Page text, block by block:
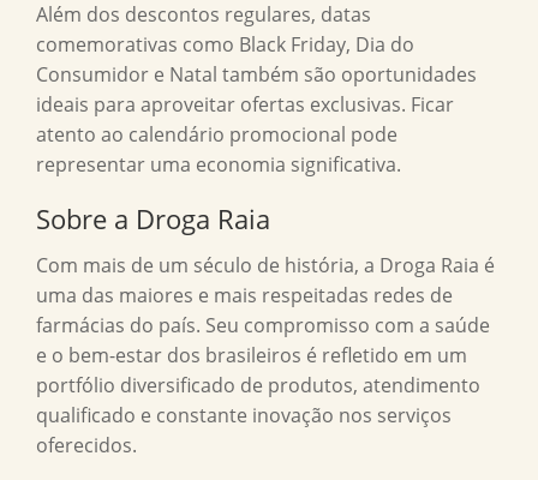
Além dos descontos regulares, datas
comemorativas como Black Friday, Dia do
Consumidor e Natal também são oportunidades
ideais para aproveitar ofertas exclusivas. Ficar
atento ao calendário promocional pode
representar uma economia significativa.
Sobre a Droga Raia
Com mais de um século de história, a Droga Raia é
uma das maiores e mais respeitadas redes de
farmácias do país. Seu compromisso com a saúde
e o bem-estar dos brasileiros é refletido em um
portfólio diversificado de produtos, atendimento
qualificado e constante inovação nos serviços
oferecidos.